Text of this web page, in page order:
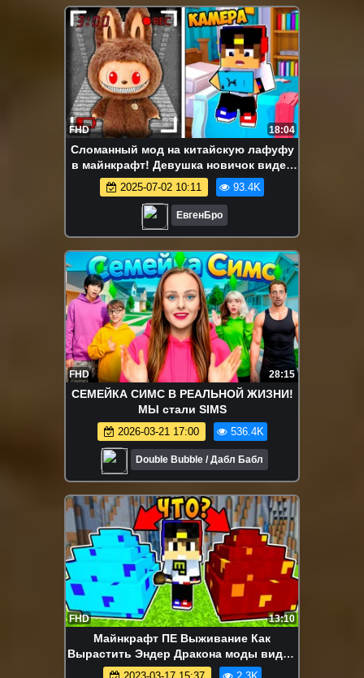
FHD 18:04
Сломанный мод на китайскую лафуфу
в майнкрафт! Девушка новичок видео
minecraftм
2025-07-02 10:11 93.4K
ЕвгенБро
FHD 28:15
СЕМЕЙКА СИМС В РЕАЛЬНОЙ ЖИЗНИ!
МЫ стали SIMS
2026-03-21 17:00 536.4K
Double Bubble / Дабл Бабл
FHD 13:10
Майнкрафт ПЕ Выживание Как
Вырастить Эндер Дракона моды видео
игра Minecraft PE